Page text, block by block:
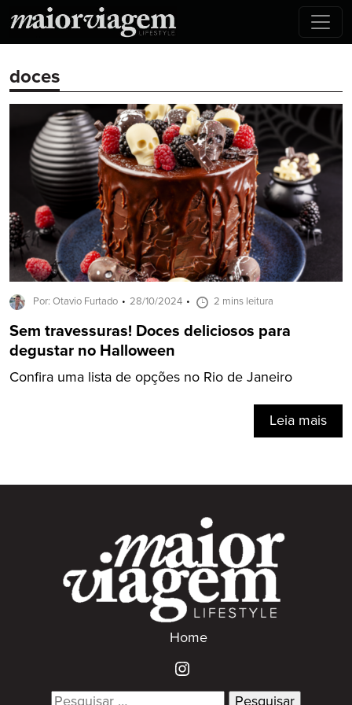
doces
Por: Otavio Furtado 28/10/2024 2 mins leitura
Sem travessuras! Doces deliciosos para
degustar no Halloween
Confira uma lista de opções no Rio de Janeiro
Leia mais
Home
Search